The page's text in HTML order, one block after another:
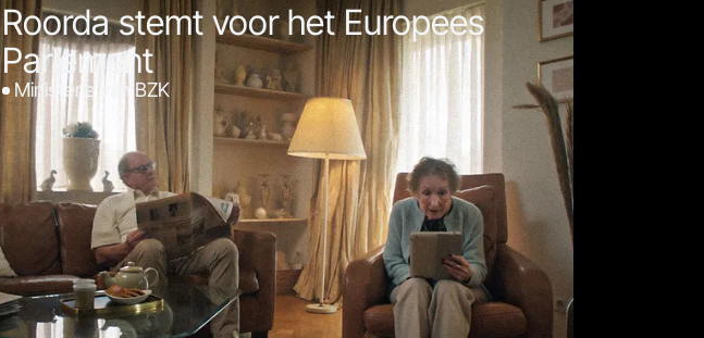
Roorda stemt voor het Europees
Parlement
Ministerie van BZK